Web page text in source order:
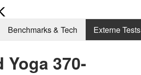
Benchmarks & Tech Externe Tests
370-